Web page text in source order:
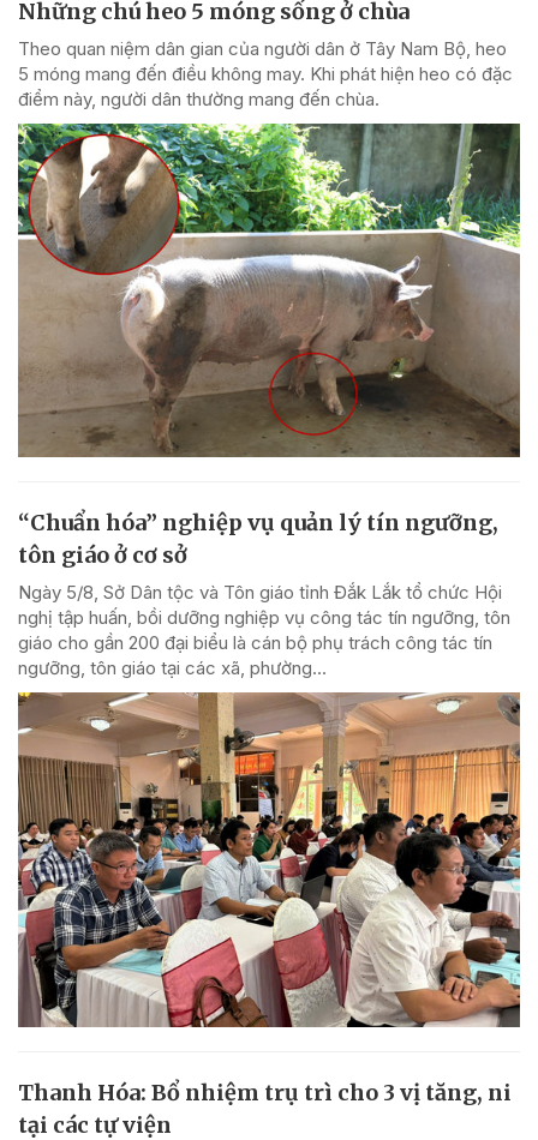
Những chú heo 5 móng sống ở chùa
Theo quan niệm dân gian của người dân ở Tây Nam Bộ, heo
5 móng mang đến điều không may. Khi phát hiện heo có đặc
điểm này, người dân thường mang đến chùa.
“Chuẩn hóa” nghiệp vụ quản lý tín ngưỡng,
tôn giáo ở cơ sở
Ngày 5/8, Sở Dân tộc và Tôn giáo tỉnh Đắk Lắk tổ chức Hội
nghị tập huấn, bồi dưỡng nghiệp vụ công tác tín ngưỡng, tôn
giáo cho gần 200 đại biểu là cán bộ phụ trách công tác tín
ngưỡng, tôn giáo tại các xã, phường...
Thanh Hóa: Bổ nhiệm trụ trì cho 3 vị tăng, ni
tại các tự viện